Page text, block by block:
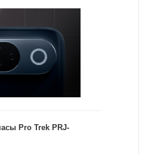
Pro Trek PRJ-